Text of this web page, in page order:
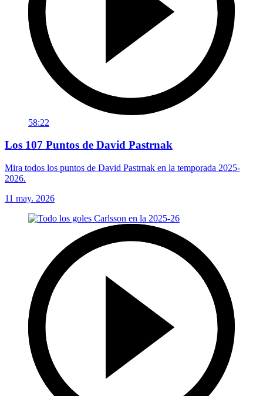
58:22
Los 107 Puntos de David Pastrnak
Mira todos los puntos de David Pastrnak en la temporada 2025-
2026.
11 may. 2026